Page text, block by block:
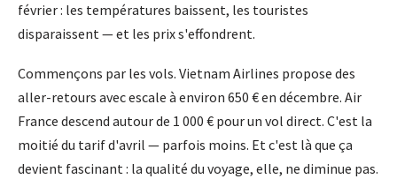
février : les températures baissent, les touristes
disparaissent — et les prix s'effondrent.
Commençons par les vols. Vietnam Airlines propose des
aller-retours avec escale à environ 650 € en décembre. Air
France descend autour de 1 000 € pour un vol direct. C'est la
moitié du tarif d'avril — parfois moins. Et c'est là que ça
devient fascinant : la qualité du voyage, elle, ne diminue pas.